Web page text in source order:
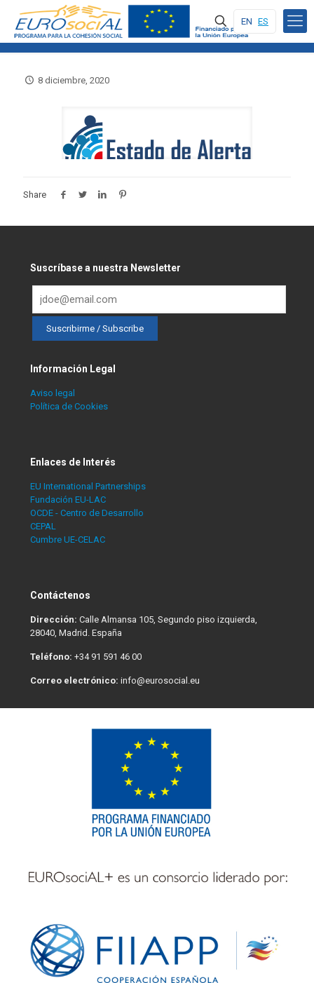
EN ES
8 diciembre, 2020
Share
Suscríbase a nuestra Newsletter
Información Legal
Aviso legal
Política de Cookies
Enlaces de Interés
EU International Partnerships
Fundación EU-LAC
OCDE - Centro de Desarrollo
CEPAL
Cumbre UE-CELAC
Contáctenos
Dirección: Calle Almansa 105, Segundo piso izquierda,
28040, Madrid. España
Teléfono: +34 91 591 46 00
Correo electrónico: info@eurosocial.eu